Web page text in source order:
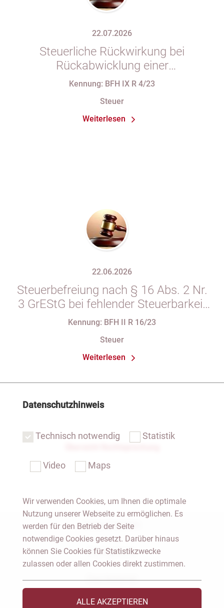
22.07.2026
Steuerliche Rückwirkung bei
Rückabwicklung einer
Anteilsübertragung wegen Wegfalls
Kennung: BFH IX R 4/23
Steuer
Weiterlesen
22.06.2026
Steuerbefreiung nach § 16 Abs. 2 Nr.
3 GrEStG bei fehlender Steuerbarkeit
des vorausgegangenen Erwerbs
Kennung: BFH II R 16/23
Steuer
Weiterlesen
Notar Dresden
Fachgebiete
Das Notariat
Vorträge & Veröffentlichungen
Datenschutzhinweis
Technisch notwendig Statistik
Video Maps
Wir verwenden Cookies, um Ihnen die optimale
Nutzung unserer Webseite zu ermöglichen. Es
werden für den Betrieb der Seite
notwendige Cookies gesetzt. Darüber hinaus
können Sie Cookies für Statistikzwecke
zulassen oder allen Cookies direkt zustimmen.
ALLE AKZEPTIEREN